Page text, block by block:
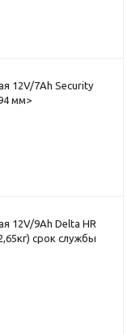
12V/7Ah Security
мм>
12V/9Ah Delta HR
срок службы